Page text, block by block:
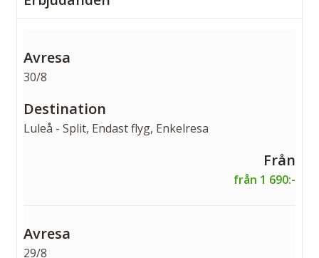
30/8
Luleå - Split, Endast flyg, Enkelresa
från 1 690:-
29/8